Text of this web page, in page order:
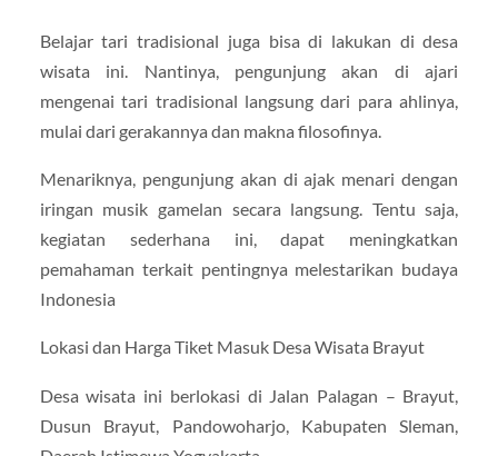
Belajar tari tradisional juga bisa di lakukan di desa
wisata ini. Nantinya, pengunjung akan di ajari
mengenai tari tradisional langsung dari para ahlinya,
mulai dari gerakannya dan makna filosofinya.
Menariknya, pengunjung akan di ajak menari dengan
iringan musik gamelan secara langsung. Tentu saja,
kegiatan sederhana ini, dapat meningkatkan
pemahaman terkait pentingnya melestarikan budaya
Indonesia
Lokasi dan Harga Tiket Masuk Desa Wisata Brayut
Desa wisata ini berlokasi di Jalan Palagan – Brayut,
Dusun Brayut, Pandowoharjo, Kabupaten Sleman,